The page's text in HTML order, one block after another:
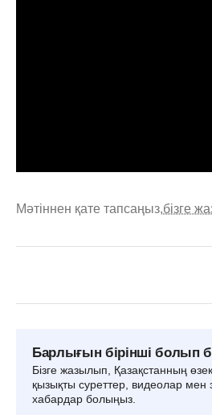
Мәтіннен қате тапсаңыз,бізге
Барлығын бірінші болып
Бізге жазылып, Қазақстанның
қызықты суреттер, видеолар мен
хабардар болыңыз.